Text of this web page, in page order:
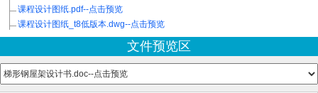
课程设计图纸.pdf--点击预览
课程设计图纸_t8低版本.dwg--点击预览
文件预览区